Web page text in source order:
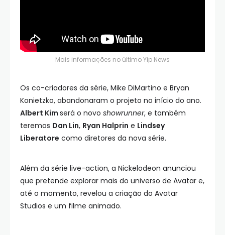
Mais informações no último Yip News
Os co-criadores da série, Mike DiMartino e Bryan
Konietzko, abandonaram o projeto no início do ano.
Albert Kim será o novo showrunner, e também
teremos Dan Lin, Ryan Halprin e Lindsey
Liberatore como diretores da nova série.
Além da série live-action, a Nickelodeon anunciou
que pretende explorar mais do universo de Avatar e,
até o momento, revelou a criação do Avatar
Studios e um filme animado.